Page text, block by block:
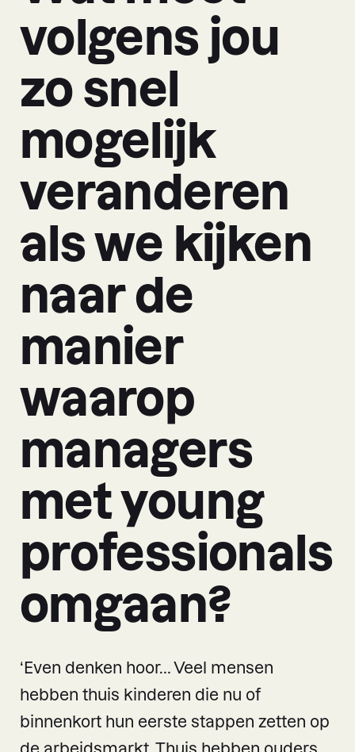
volgens jou
zo snel
mogelijk
veranderen
als we kijken
naar de
manier
waarop
managers
met young
professionals
omgaan?
‘Even denken hoor… Veel mensen
hebben thuis kinderen die nu of
binnenkort hun eerste stappen zetten op
de arbeidsmarkt. Thuis hebben ouders